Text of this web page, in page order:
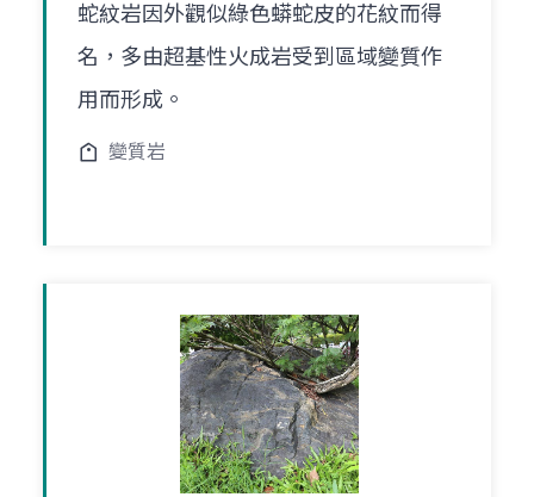
蛇紋岩因外觀似綠色蟒蛇皮的花紋而得
名，多由超基性火成岩受到區域變質作
用而形成。
變質岩